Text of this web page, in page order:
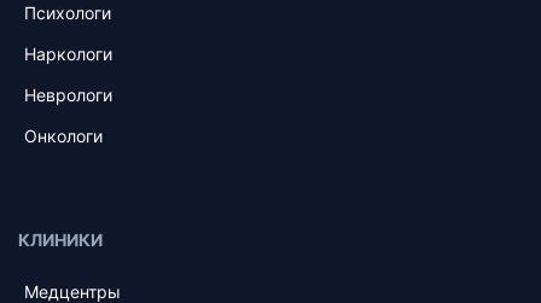
Психологи
Наркологи
Неврологи
Онкологи
КЛИНИКИ
Медцентры